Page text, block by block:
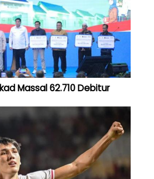
Massal 62.710 Debitur